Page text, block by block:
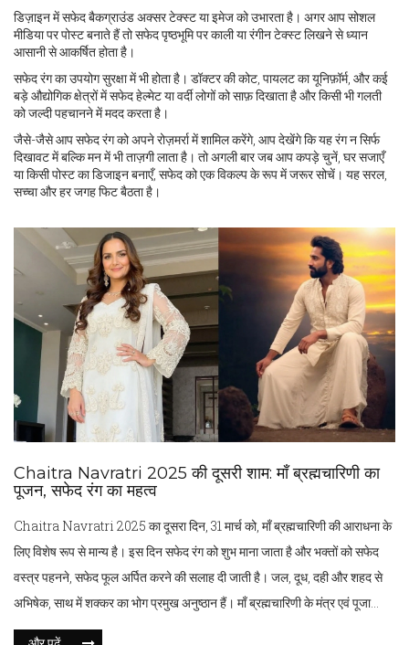
डिज़ाइन में सफेद बैकग्राउंड अक्सर टेक्स्ट या इमेज को उभारता है। अगर आप सोशल
मीडिया पर पोस्ट बनाते हैं तो सफेद पृष्ठभूमि पर काली या रंगीन टेक्स्ट लिखने से ध्यान
आसानी से आकर्षित होता है।
सफेद रंग का उपयोग सुरक्षा में भी होता है। डॉक्टर की कोट, पायलट का यूनिफ़ॉर्म, और कई
बड़े औद्योगिक क्षेत्रों में सफेद हेल्मेट या वर्दी लोगों को साफ़ दिखाता है और किसी भी गलती
को जल्दी पहचानने में मदद करता है।
जैसे-जैसे आप सफेद रंग को अपने रोज़मर्रा में शामिल करेंगे, आप देखेंगे कि यह रंग न सिर्फ
दिखावट में बल्कि मन में भी ताज़गी लाता है। तो अगली बार जब आप कपड़े चुनें, घर सजाएँ
या किसी पोस्ट का डिजाइन बनाएँ, सफेद को एक विकल्प के रूप में जरूर सोचें। यह सरल,
सच्चा और हर जगह फिट बैठता है।
Chaitra Navratri 2025 की दूसरी शाम: माँ ब्रह्मचारिणी का
पूजन, सफेद रंग का महत्व
Chaitra Navratri 2025 का दूसरा दिन, 31 मार्च को, माँ ब्रह्मचारिणी की आराधना के
लिए विशेष रूप से मान्य है। इस दिन सफेद रंग को शुभ माना जाता है और भक्तों को सफेद
वस्त्र पहनने, सफेद फूल अर्पित करने की सलाह दी जाती है। जल, दूध, दही और शहद से
अभिषेक, साथ में शक्कर का भोग प्रमुख अनुष्ठान हैं। माँ ब्रह्मचारिणी के मंत्र एवं पूजा
विधियों को अपनाकर श्रद्धालु आध्यात्मिक शक्ति और शुद्ध मन की कामना करते हैं।